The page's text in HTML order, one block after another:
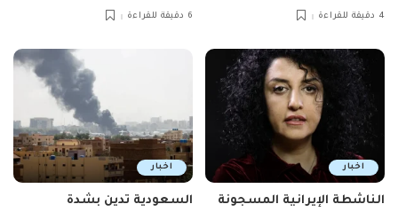
4 دقيقة للقراءة 6 دقيقة للقراءة
اخبار
الناشطة الإيرانية المسجونة
اخبار
السعودية تدين بشدة